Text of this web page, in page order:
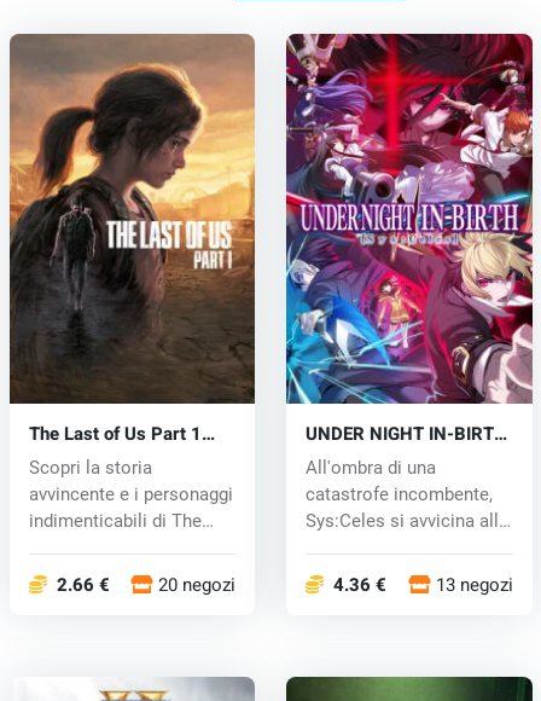
The Last of Us Part 1
(PC) key
Scopri la storia
avvincente e i personaggi
indimenticabili di The
2.66 € 20 negozi
UNDER NIGHT IN-BIRTH
II Sys:Celes (PC) key
All'ombra di una
catastrofe incombente,
Sys:Celes si avvicina alla
4.36 € 13 negozi